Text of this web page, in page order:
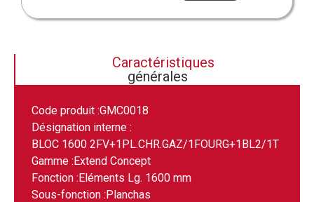
Caractéristiques
générales
Code produit :GMC0018
Désignation interne :
BLOC 1600 2FV+1PL.CHR.GAZ/1FOURG+1BL2/1T
Gamme :Extend Concept
Fonction :Eléments Lg. 1600 mm
Sous-fonction :Planchas